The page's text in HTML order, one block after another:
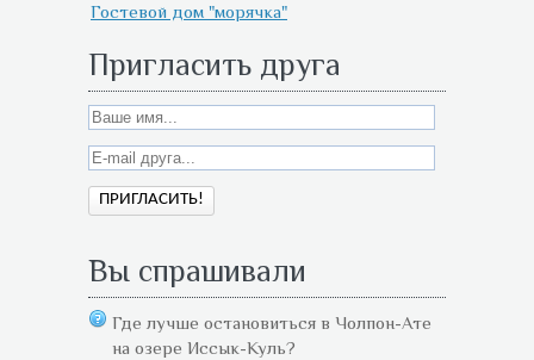
Гостевой дом "морячка"
Пригласить друга
Вы спрашивали
Где лучше остановиться в Чолпон-Ате
на озере Иссык-Куль?